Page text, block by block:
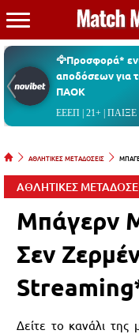
🦅Προσφορά*
αποδόσεων για
ΠΑΟΚ
ΕΕΕΠ | 21+ |
ΑΘΛΗΤΙΚΕΣ ΜΕΤΑΔΟΣΕΙΣ
ΑΘΛΗΤΙΚΕΣ
Μπάγερν
Σεν
Δείτε το κανάλι